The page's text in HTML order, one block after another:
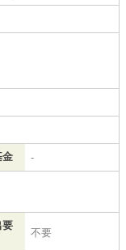
金 -
要
不要